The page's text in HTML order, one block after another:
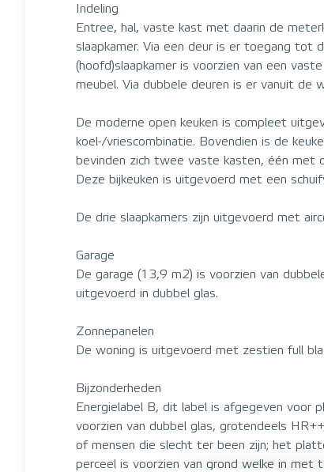
Indeling
Entree, hal, vaste kast met daarin de
slaapkamer. Via een deur is er toegang tot
(hoofd)slaapkamer is voorzien van een
meubel. Via dubbele deuren is er vanuit de
De moderne open keuken is compleet
koel-/vriescombinatie. Bovendien is de
bevinden zich twee vaste kasten, één met
Deze bijkeuken is uitgevoerd met een
De drie slaapkamers zijn uitgevoerd met
Garage
De garage (13,9 m2) is voorzien van
uitgevoerd in dubbel glas.
Zonnepanelen
De woning is uitgevoerd met zestien full
Bijzonderheden
Energielabel B, dit label is afgegeven voor
voorzien van dubbel glas, grotendeels
of mensen die slecht ter been zijn; het
perceel is voorzien van grond welke in met